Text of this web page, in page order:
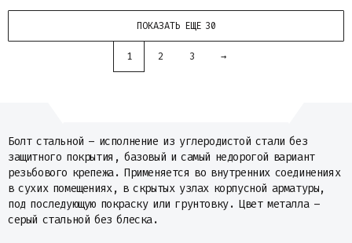
ПОКАЗАТЬ ЕЩЕ 30
1 2 3 →
Болт стальной – исполнение из углеродистой стали без
защитного покрытия, базовый и самый недорогой вариант
резьбового крепежа. Применяется во внутренних соединениях
в сухих помещениях, в скрытых узлах корпусной арматуры,
под последующую покраску или грунтовку. Цвет металла –
серый стальной без блеска.